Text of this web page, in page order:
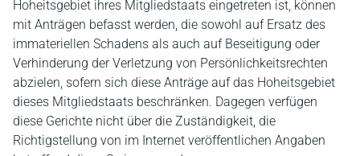
Hoheitsgebiet ihres Mitgliedstaats eingetreten ist, können
mit Anträgen befasst werden, die sowohl auf Ersatz des
immateriellen Schadens als auch auf Beseitigung oder
Verhinderung der Verletzung von Persönlichkeitsrechten
abzielen, sofern sich diese Anträge auf das Hoheitsgebiet
dieses Mitgliedstaats beschränken. Dagegen verfügen
diese Gerichte nicht über die Zuständigkeit, die
Richtigstellung von im Internet veröffentlichen Angaben